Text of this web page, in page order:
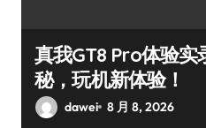
真我GT8 Pro体验
秘，玩机新体验！
dawei 8 月 8, 2026